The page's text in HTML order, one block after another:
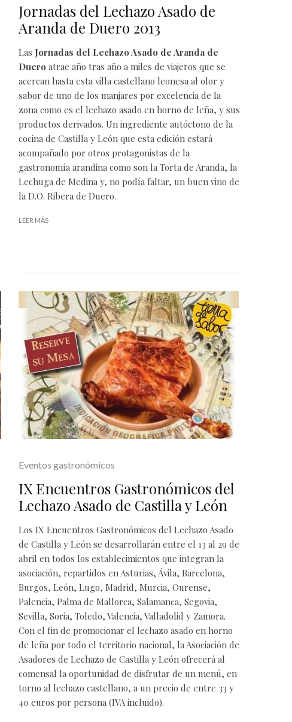
Jornadas del Lechazo Asado de
Aranda de Duero 2013
Las Jornadas del Lechazo Asado de Aranda de
Duero atrae año tras año a miles de viajeros que se
acercan hasta esta villa castellano leonesa al olor y
sabor de uno de los manjares por excelencia de la
zona como es el lechazo asado en horno de leña, y sus
productos derivados. Un ingrediente autóctono de la
cocina de Castilla y León que esta edición estará
acompañado por otros protagonistas de la
gastronomía arandina como son la Torta de Aranda, la
Lechuga de Medina y, no podía faltar, un buen vino de
la D.O. Ribera de Duero.
LEER MÁS
Eventos gastronómicos
IX Encuentros Gastronómicos del
Lechazo Asado de Castilla y León
Los IX Encuentros Gastronómicos del Lechazo Asado
de Castilla y León se desarrollarán entre el 13 al 29 de
abril en todos los establecimientos que integran la
asociación, repartidos en Asturias, Ávila, Barcelona,
Burgos, León, Lugo, Madrid, Murcia, Ourense,
Palencia, Palma de Mallorca, Salamanca, Segovia,
Sevilla, Soria, Toledo, Valencia, Valladolid y Zamora.
Con el fin de promocionar el lechazo asado en horno
de leña por todo el territorio nacional, la Asociación de
Asadores de Lechazo de Castilla y León ofrecerá al
comensal la oportunidad de disfrutar de un menú, en
torno al lechazo castellano, a un precio de entre 33 y
40 euros por persona (IVA incluido).